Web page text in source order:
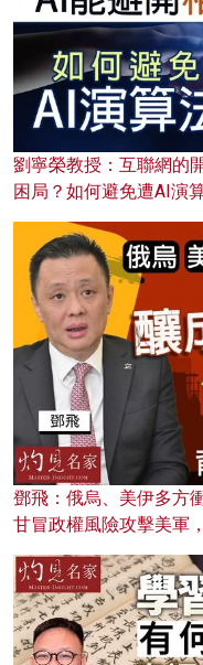
劉寧榮教授：互聯網的
困局？如何避免遭AI演
鄧飛：俄烏、美伊多方
甘冒政權風險攻擊美軍